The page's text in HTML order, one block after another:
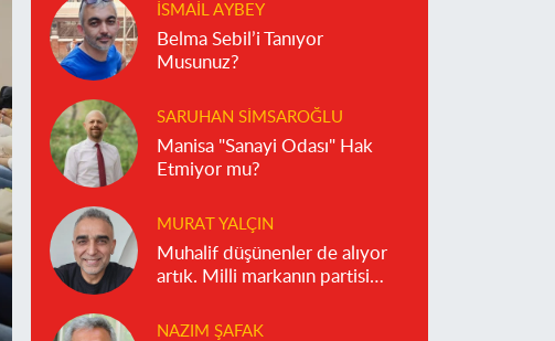
İSMAIL AYBEY
Belma Sebil’i Tanıyor
Musunuz?
SARUHAN SIMSAROĞLU
Manisa "Sanayi Odası" Hak
Etmiyor mu?
MURAT YALÇIN
Muhalif düşünenler de alıyor
artık. Milli markanın partisi
NAZIM ŞAFAK